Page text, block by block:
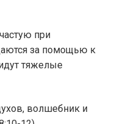
при
за помощью к
тяжелые
волшебник и